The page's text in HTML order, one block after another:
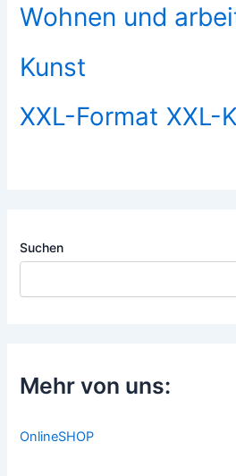
Wohnen und
Kunst
XXL-Format XXL-
Suchen
Mehr von uns:
OnlineSHOP